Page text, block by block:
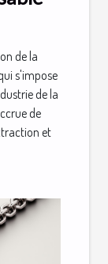
de la
s'impose
de la
de
et